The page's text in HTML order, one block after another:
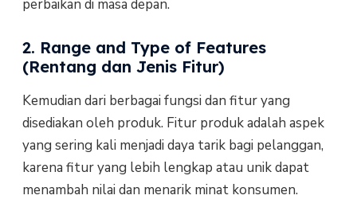
perbaikan di masa depan.
2. Range and Type of Features
(Rentang dan Jenis Fitur)
Kemudian dari berbagai fungsi dan fitur yang
disediakan oleh produk. Fitur produk adalah aspek
yang sering kali menjadi daya tarik bagi pelanggan,
karena fitur yang lebih lengkap atau unik dapat
menambah nilai dan menarik minat konsumen.